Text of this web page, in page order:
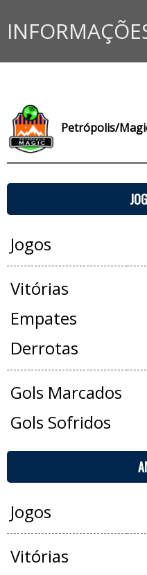
Petrópolis/
Jogos
Vitórias
Empates
Derrotas
Gols Marcados
Gols Sofridos
Jogos
Vitórias